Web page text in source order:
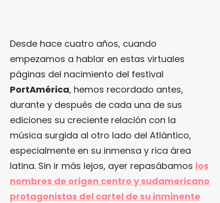
Desde hace cuatro años, cuando
empezamos a hablar en estas virtuales
páginas del nacimiento del festival
PortAmérica, hemos recordado antes,
durante y después de cada una de sus
ediciones su creciente relación con la
música surgida al otro lado del Atlántico,
especialmente en su inmensa y rica área
latina. Sin ir más lejos, ayer repasábamos los
nombres de origen centro y sudamericano
protagonistas del cartel de su inminente